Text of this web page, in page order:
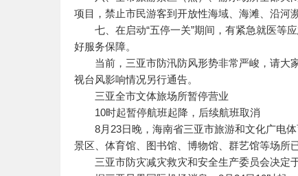
项目，禁止市民游客到开放性海域、海滩、沿河
七、在启动“五停一关”期间，有紧急就医等应
好服务保障。
当前，三亚市防汛防风形势非常严峻，请大家
视台风影响情况另行通告。
三亚全市文体旅场所暂停营业
10时起暂停航班起降，后续航班取消
8月23日晚，海南省三亚市旅游和文化广电体
景区、体育馆、图书馆、博物馆、群艺馆等场所
三亚市防灾减灾救灾和安全生产委员会决定于